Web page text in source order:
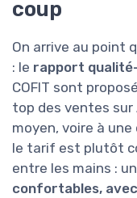
coup
On arrive au point
: le rapport
COFIT sont
top des ventes sur
moyen, voire à
le tarif est plutôt
entre les mains :
confortables,